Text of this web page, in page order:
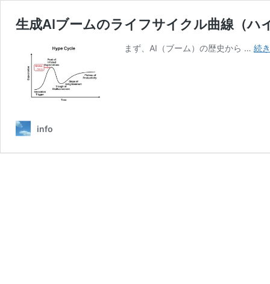
生成AIブームのライフサイクル曲線（ハ
まず、AI（ブーム）の歴史から … 続
info